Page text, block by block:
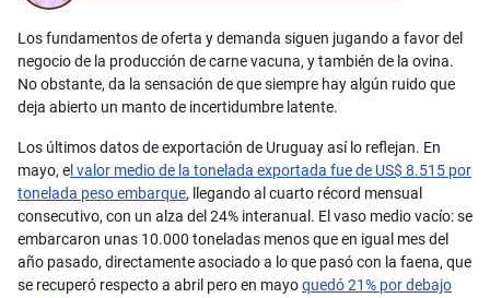
Los fundamentos de oferta y demanda siguen jugando a favor del
negocio de la producción de carne vacuna, y también de la ovina.
No obstante, da la sensación de que siempre hay algún ruido que
deja abierto un manto de incertidumbre latente.
Los últimos datos de exportación de Uruguay así lo reflejan. En
mayo, e l valor medio de la tonelada exportada fue de US$ 8.515 por
tonelada peso embarque, llegando al cuarto récord mensual
consecutivo, con un alza del 24% interanual. El vaso medio vacío: se
embarcaron unas 10.000 toneladas menos que en igual mes del
año pasado, directamente asociado a lo que pasó con la faena, que
se recuperó respecto a abril pero en mayoquedó 21% por debajo